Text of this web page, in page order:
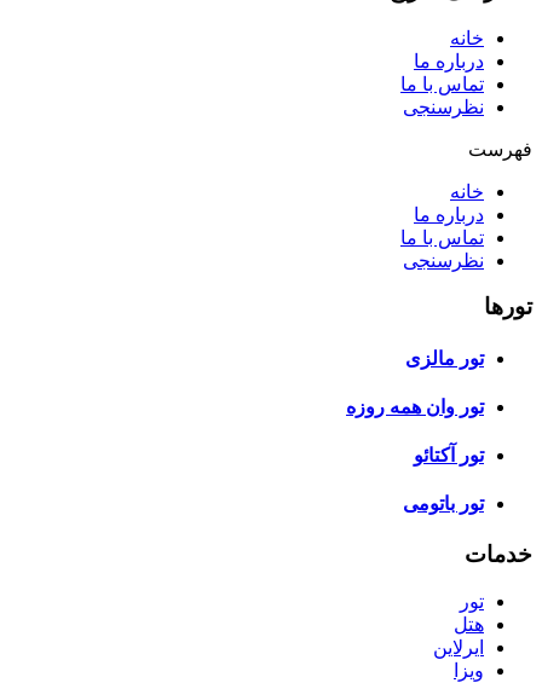
خانه
درباره ما
تماس با ما
نظرسنجی
فهرست
خانه
درباره ما
تماس با ما
نظرسنجی
تورها
تور مالزی
تور وان همه روزه
تور آکتائو
تور باتومی
خدمات
تور
هتل
ایرلاین
ویزا